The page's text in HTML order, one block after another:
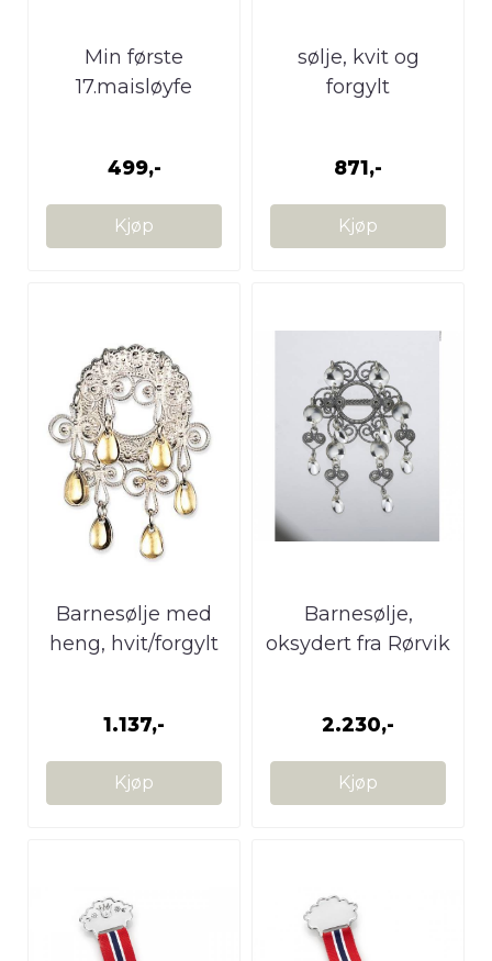
Min første
17.maisløyfe
499,-
Kjøp
sølje, kvit og
forgylt
871,-
Kjøp
Barnesølje med
heng, hvit/forgylt
1.137,-
Kjøp
Barnesølje,
oksydert fra Rørvik
2.230,-
Kjøp